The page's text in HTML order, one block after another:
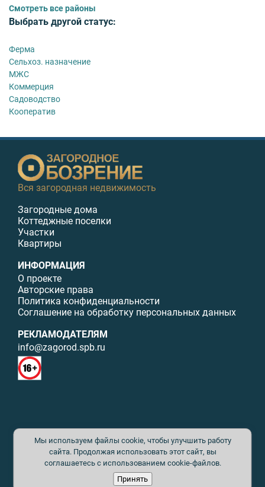
Смотреть все районы
Выбрать другой статус:
Ферма
Сельхоз. назначение
МЖС
Коммерция
Садоводство
Кооператив
Вся загородная недвижимость
Загородные дома
Коттеджные поселки
Участки
Квартиры
ИНФОРМАЦИЯ
О проекте
Авторские права
Политика конфиденциальности
Соглашение на обработку персональных данных
РЕКЛАМОДАТЕЛЯМ
info@zagorod.spb.ru
© ИП Малыщева Б.Л. Все права защищены. Перепечатка материалов
данного сайта возможна только с письменного разрешения. При
цитировании ссылка на www.zagorod.spb.ru обязательна. Редакция не
несет ответственности за содержание рекламных материалов. Все
рекламируемые товары и услуги имеют необходимые сертификаты и
лицензии. Перепечатка любых материалов без письменного согласия
Мы используем файлы cookie, чтобы улучшить работу
сайта. Продолжая использовать этот сайт, вы
соглашаетесь с использованием cookie-файлов.
Принять